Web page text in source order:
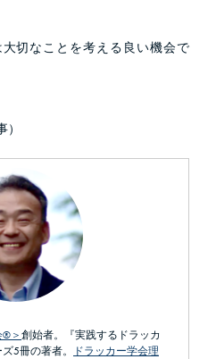
切なことを考える良い機会で
®＞創始者。『実践するドラッカ
5冊の著者。
ドラッカー学会理